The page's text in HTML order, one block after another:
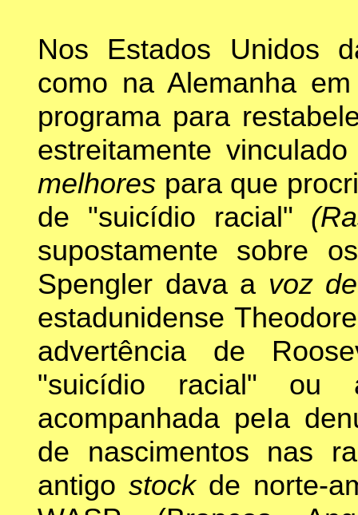
Nos Estados Unidos
como na Alemanha
programa para
estreitamente
melhores para que
de "suicídio racial"
supostamente sobre
Spengler dava a voz
estadunidense
advertência de
"suicídio racial" ou
acompanhada peIa
de nascimentos nas
antigostock de norte-